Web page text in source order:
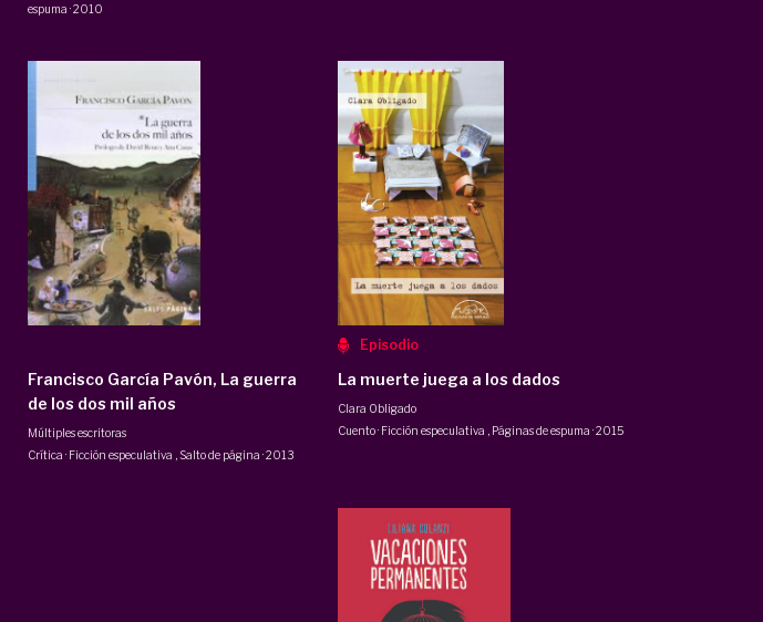
espuma ·2010
Francisco García Pavón, La guerra
de los dos mil años
Múltiples escritoras
Crítica · Ficción especulativa Salto de página ·2013
Episodio
La muerte juega a los dados
Clara Obligado
Cuento · Ficción especulativa
Páginas de espuma ·2015